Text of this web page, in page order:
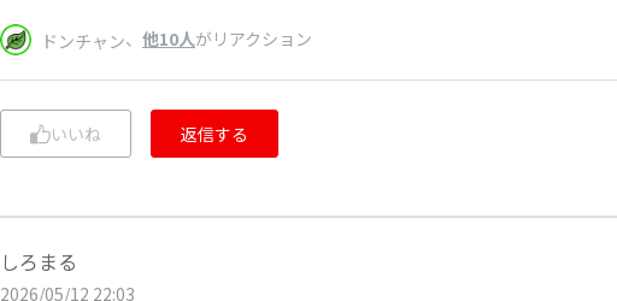
ドンチャン、 他10人がリアクション
いいね 返信する
しろまる
2026/05/12 22:03